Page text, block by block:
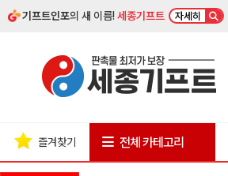
기프트인포의 새 이름!세종기프트 자세히
즐겨찾기 전체 카테고리